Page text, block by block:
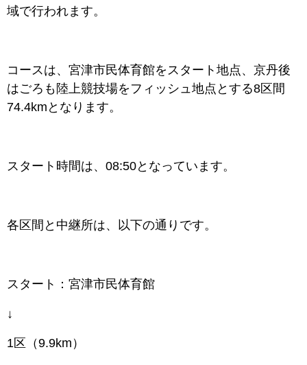
域で行われます。
コースは、宮津市民体育館をスタート地点、京丹後
はごろも陸上競技場をフィッシュ地点とする8区間
74.4kmとなります。
スタート時間は、08:50となっています。
各区間と中継所は、以下の通りです。
スタート：宮津市民体育館
↓
1区（9.9km）